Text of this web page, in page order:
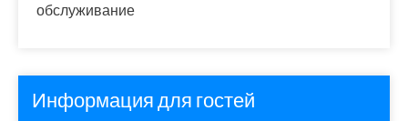
обслуживание
Информация для гостей